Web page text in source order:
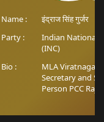
Name :
इंद्राज सिंह गुर्जर
Party :
Indian National
(INC)
Bio :
MLA Viratnagar
Secretary and
Person PCC Raj.